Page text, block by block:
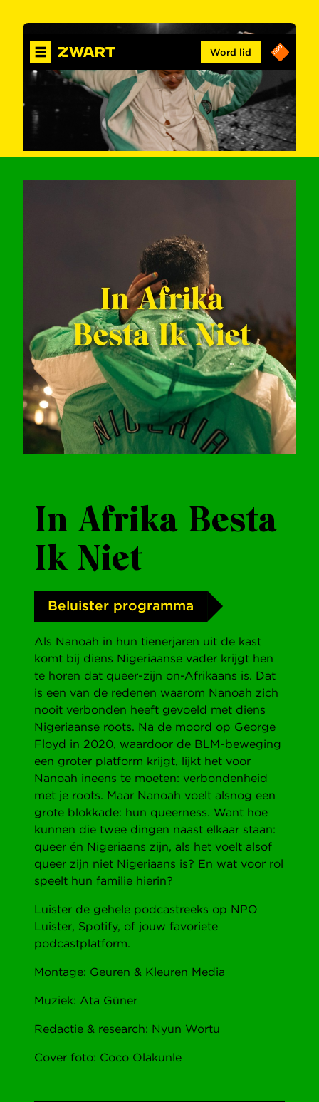
Word lid
In Afrika Besta
Ik Niet
Beluister programma
Als Nanoah in hun tienerjaren uit de kast
komt bij diens Nigeriaanse vader krijgt hen
te horen dat queer-zijn on-Afrikaans is. Dat
is een van de redenen waarom Nanoah zich
nooit verbonden heeft gevoeld met diens
Nigeriaanse roots. Na de moord op George
Floyd in 2020, waardoor de BLM-beweging
een groter platform krijgt, lijkt het voor
Nanoah ineens te moeten: verbondenheid
met je roots. Maar Nanoah voelt alsnog een
grote blokkade: hun queerness. Want hoe
kunnen die twee dingen naast elkaar staan:
queer én Nigeriaans zijn, als het voelt alsof
queer zijn niet Nigeriaans is? En wat voor rol
speelt hun familie hierin?
Luister de gehele podcastreeks op NPO
Luister, Spotify, of jouw favoriete
podcastplatform.
Montage: Geuren & Kleuren Media
Muziek: Ata Güner
Redactie & research: Nyun Wortu
Cover foto: Coco Olakunle